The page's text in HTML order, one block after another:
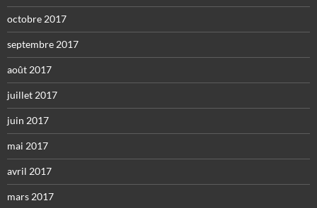
octobre 2017
septembre 2017
août 2017
juillet 2017
juin 2017
mai 2017
avril 2017
mars 2017